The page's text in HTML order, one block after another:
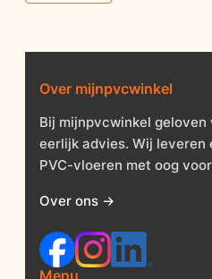
Over mijnpvcwinkel
Bij mijnpvcwinkel geloven
eerlijk advies. Wij leveren
PVC-vloeren met oog
Over ons →